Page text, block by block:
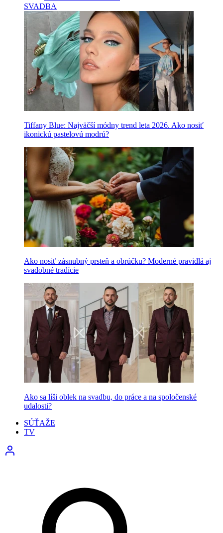
SVADBA
Tiffany Blue: Najväčší módny trend leta 2026. Ako nosiť
ikonickú pastelovú modrú?
Ako nosiť zásnubný prsteň a obrúčku? Moderné pravidlá aj
svadobné tradície
Ako sa líši oblek na svadbu, do práce a na spoločenské
udalosti?
SÚŤAŽE
TV